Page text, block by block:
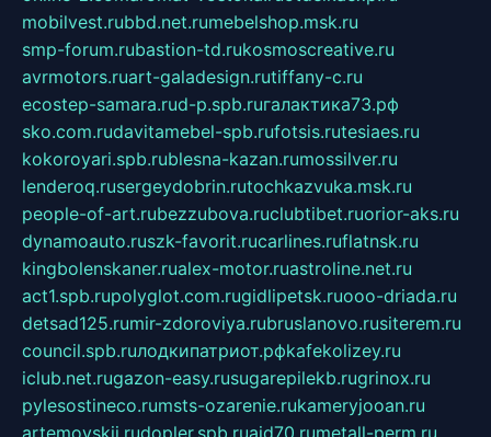
mobilvest.rubbd.net.rumebelshop.msk.ru
smp-forum.rubastion-td.rukosmoscreative.ru
avrmotors.ruart-galadesign.rutiffany-c.ru
ecostep-samara.rud-p.spb.ruгалактика73.рф
sko.com.rudavitamebel-spb.rufotsis.rutesiaes.ru
kokoroyari.spb.rublesna-kazan.rumossilver.ru
lenderoq.rusergeydobrin.rutochkazvuka.msk.ru
people-of-art.rubezzubova.ruclubtibet.ruorior-aks.ru
dynamoauto.ruszk-favorit.rucarlines.ruflatnsk.ru
kingbolenskaner.rualex-motor.ruastroline.net.ru
act1.spb.rupolyglot.com.rugidlipetsk.ruooo-driada.ru
detsad125.rumir-zdoroviya.rubruslanovo.rusiterem.ru
council.spb.ruлодкипатриот.рфkafekolizey.ru
iclub.net.rugazon-easy.rusugarepilekb.rugrinox.ru
pylesostineco.rumsts-ozarenie.rukameryjooan.ru
artemovskij.rudopler.spb.ruaid70.rumetall-perm.ru